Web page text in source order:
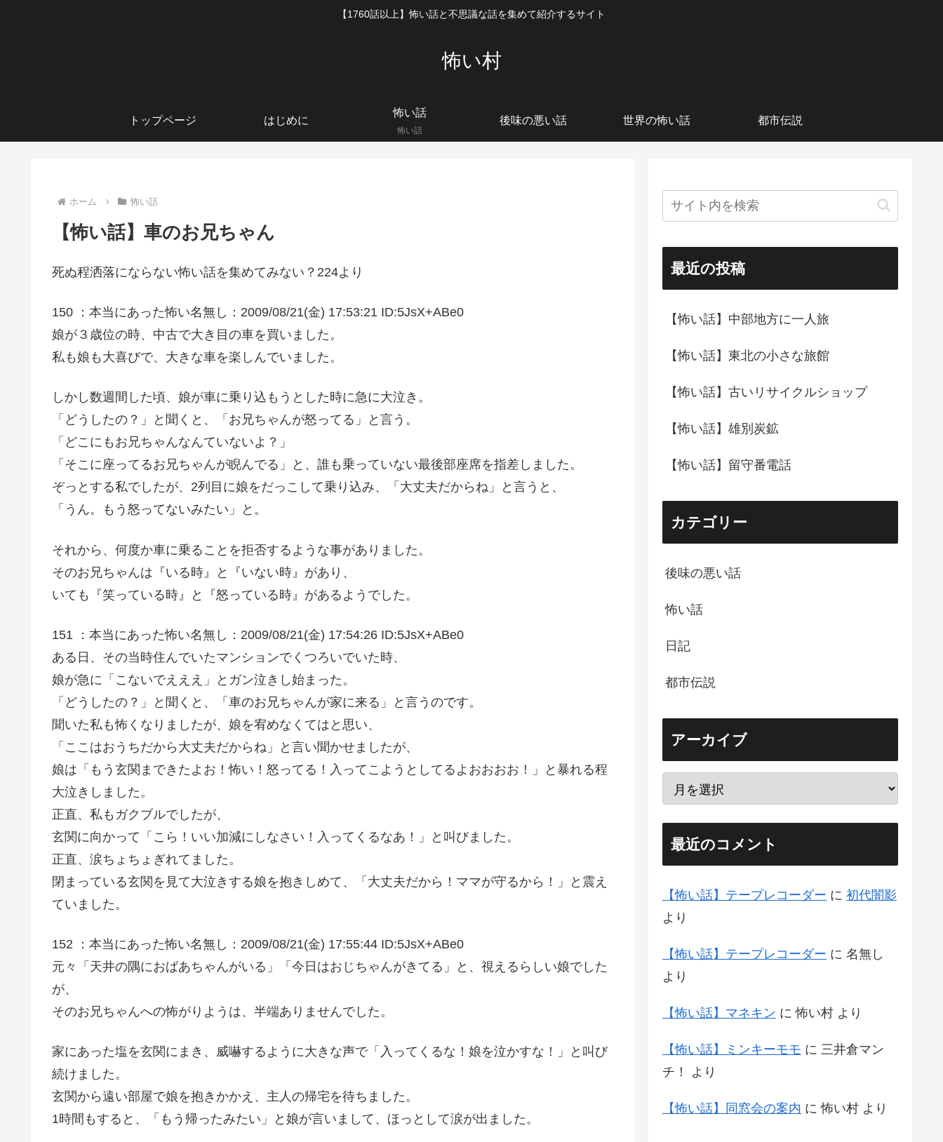
【1760話以上】怖い話と不思議な話を集めて紹介するサイト
怖い村
トップページ はじめに
怖い話
怖い話
後味の悪い話 世界の怖い話 都市伝説
ホーム 怖い話
【怖い話】車のお兄ちゃん
死ぬ程洒落にならない怖い話を集めてみない？224より
150 ：本当にあった怖い名無し：2009/08/21(金) 17:53:21 ID:5JsX+ABe0
娘が３歳位の時、中古で大き目の車を買いました。
私も娘も大喜びで、大きな車を楽しんでいました。
しかし数週間した頃、娘が車に乗り込もうとした時に急に大泣き。
「どうしたの？」と聞くと、「お兄ちゃんが怒ってる」と言う。
「どこにもお兄ちゃんなんていないよ？」
「そこに座ってるお兄ちゃんが睨んでる」と、誰も乗っていない最後部座席を指差しました。
ぞっとする私でしたが、2列目に娘をだっこして乗り込み、「大丈夫だからね」と言うと、
「うん。もう怒ってないみたい」と。
それから、何度か車に乗ることを拒否するような事がありました。
そのお兄ちゃんは『いる時』と『いない時』があり、
いても『笑っている時』と『怒っている時』があるようでした。
151 ：本当にあった怖い名無し：2009/08/21(金) 17:54:26 ID:5JsX+ABe0
ある日、その当時住んでいたマンションでくつろいでいた時、
娘が急に「こないでえええ」とガン泣きし始まった。
「どうしたの？」と聞くと、「車のお兄ちゃんが家に来る」と言うのです。
聞いた私も怖くなりましたが、娘を宥めなくてはと思い、
「ここはおうちだから大丈夫だからね」と言い聞かせましたが、
娘は「もう玄関まできたよお！怖い！怒ってる！入ってこようとしてるよおおおお！」と暴れる程
大泣きしました。
正直、私もガクブルでしたが、
玄関に向かって「こら！いい加減にしなさい！入ってくるなあ！」と叫びました。
正直、涙ちょちょぎれてました。
閉まっている玄関を見て大泣きする娘を抱きしめて、「大丈夫だから！ママが守るから！」と震え
ていました。
152 ：本当にあった怖い名無し：2009/08/21(金) 17:55:44 ID:5JsX+ABe0
元々「天井の隅におばあちゃんがいる」「今日はおじちゃんがきてる」と、視えるらしい娘でした
が、
そのお兄ちゃんへの怖がりようは、半端ありませんでした。
家にあった塩を玄関にまき、威嚇するように大きな声で「入ってくるな！娘を泣かすな！」と叫び
続けました。
玄関から遠い部屋で娘を抱きかかえ、主人の帰宅を待ちました。
1時間もすると、「もう帰ったみたい」と娘が言いまして、ほっとして涙が出ました。
最近の投稿
【怖い話】中部地方に一人旅
【怖い話】東北の小さな旅館
【怖い話】古いリサイクルショップ
【怖い話】雄別炭鉱
【怖い話】留守番電話
カテゴリー
後味の悪い話
怖い話
日記
都市伝説
アーカイブ
最近のコメント
【怖い話】テープレコーダー に 初代闇影
より
【怖い話】テープレコーダー に 名無し
より
【怖い話】マネキン に怖い村 より
【怖い話】ミンキーモモ に 三井倉マン
チ！
より
【怖い話】同窓会の案内 に怖い村 より